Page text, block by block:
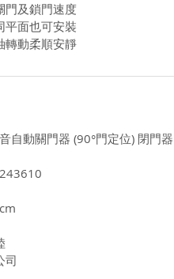
門及鎖門速度
平面也可安裝
轉動柔順安靜
自動關門器 (90°門定位) 閉門器
司